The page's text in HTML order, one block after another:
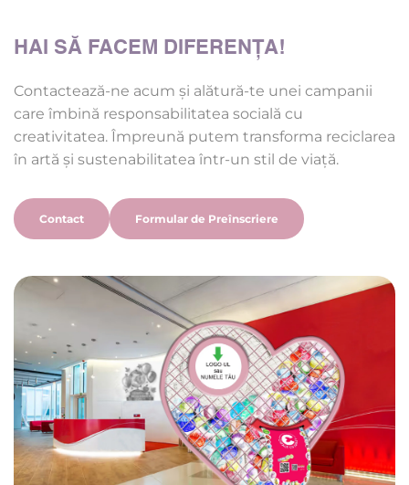
HAI SĂ FACEM DIFERENȚA!
Contactează-ne acum și alătură-te unei campanii
care îmbină responsabilitatea socială cu
creativitatea. Împreună putem transforma reciclarea
în artă și sustenabilitatea într-un stil de viață.
Contact Formular de Preînscriere